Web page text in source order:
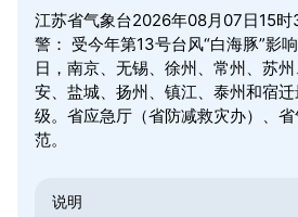
江苏省气象台2026年08月07日15
警： 受今年第13号台风“白海豚”影
日，南京、无锡、徐州、常州、苏
安、盐城、扬州、镇江、泰州和宿
级。省应急厅（省防减救灾办）、
范。
说明